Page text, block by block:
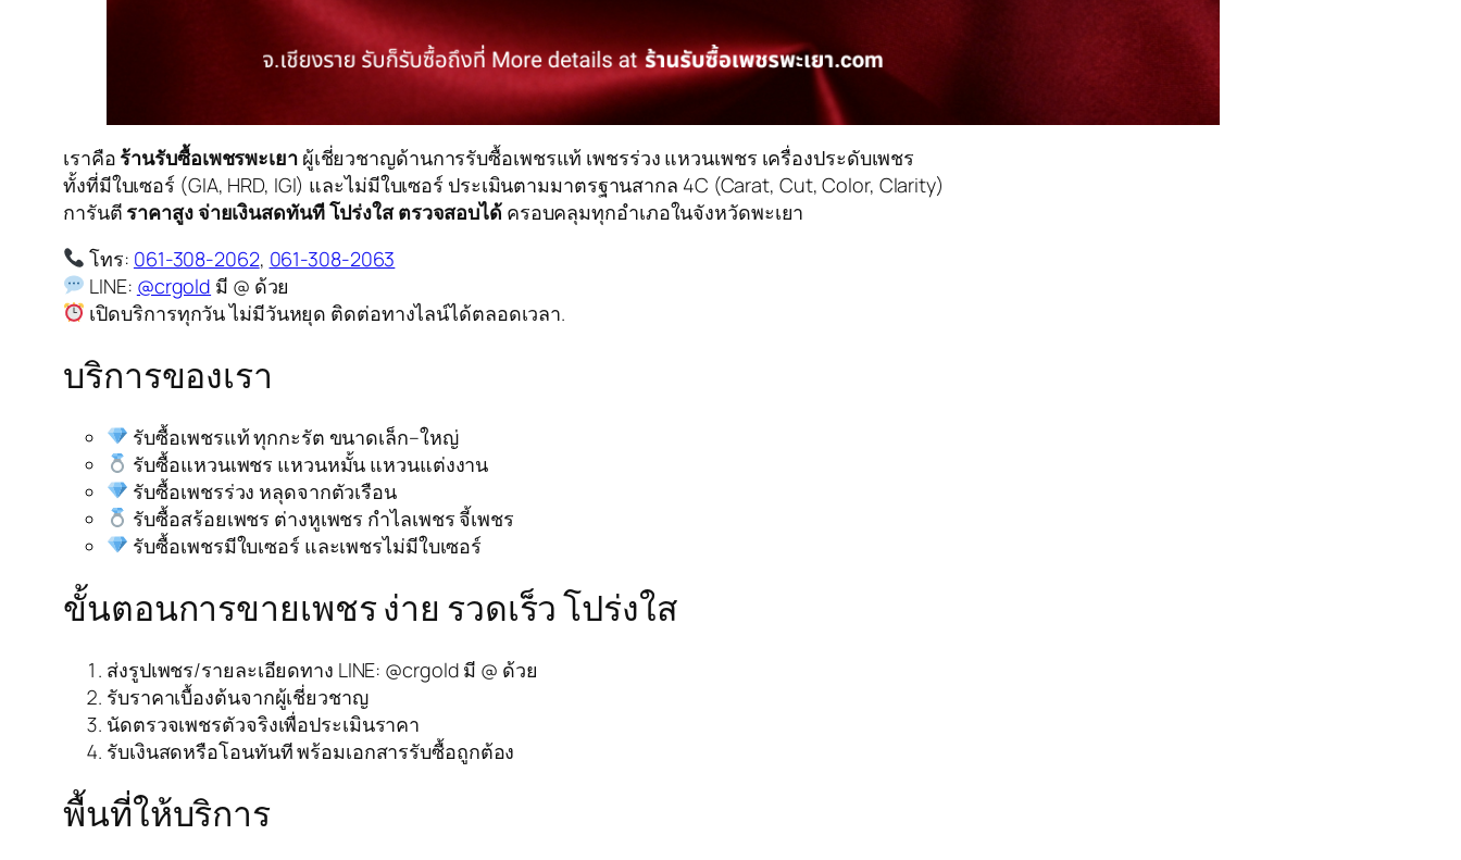
เราคือ ร้านรับซื้อเพชรพะเยาผู้เชี่ยวชาญด้านการรับซื้อเพชรแท้ เพชรร่วง แหวนเพชร เครื่องประดับเพชร
ทั้งที่มีใบเซอร์ (GIA, HRD, IGI) และไม่มีใบเซอร์ ประเมินตามมาตรฐานสากล 4C (Carat, Cut, Color, Clarity)
การันตี ราคาสูง จ่ายเงินสดทันที โปร่งใส ตรวจสอบได้ครอบคลุมทุกอำเภอในจังหวัดพะเยา
โทร: 061-308-2062, 061-308-2063
LINE: @crgold มี @ ด้วย
เปิดบริการทุกวัน ไม่มีวันหยุด ติดต่อทางไลน์ได้ตลอดเวลา.
บริการของเรา
รับซื้อเพชรแท้ ทุกกะรัต ขนาดเล็ก–ใหญ่
รับซื้อแหวนเพชร แหวนหมั้น แหวนแต่งงาน
รับซื้อเพชรร่วง หลุดจากตัวเรือน
รับซื้อสร้อยเพชร ต่างหูเพชร กำไลเพชร จี้เพชร
รับซื้อเพชรมีใบเซอร์ และเพชรไม่มีใบเซอร์
ขั้นตอนการขายเพชร ง่าย รวดเร็ว โปร่งใส
ส่งรูปเพชร/รายละเอียดทาง LINE: @crgold มี @ ด้วย
รับราคาเบื้องต้นจากผู้เชี่ยวชาญ
นัดตรวจเพชรตัวจริงเพื่อประเมินราคา
รับเงินสดหรือโอนทันที พร้อมเอกสารรับซื้อถูกต้อง
พื้นที่ให้บริการ